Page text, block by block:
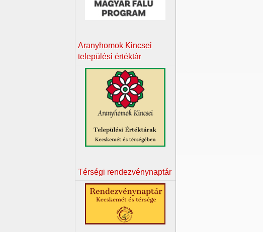
Aranyhomok Kincsei
települési értéktár
Térségi rendezvénynaptár